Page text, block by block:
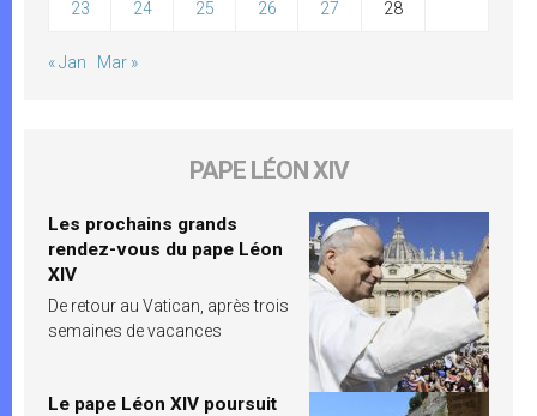
23 24 25 26 27 28
« Jan Mar »
PAPE LÉON XIV
Les prochains grands
rendez-vous du pape Léon
XIV
De retour au Vatican, après trois
semaines de vacances
Le pape Léon XIV poursuit